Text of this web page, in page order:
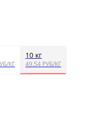
КГ
10 кг
49.54 РУБ/КГ